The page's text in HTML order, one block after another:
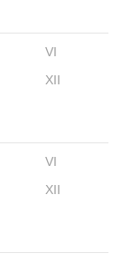
VI
XII
VI
XII